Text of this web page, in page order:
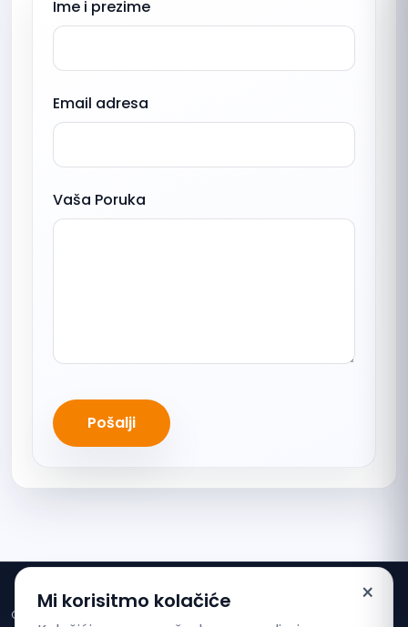
Ime i prezime
Email adresa
Vaša Poruka
Pošalji
×
Mi korisitmo kolačiće
O nama